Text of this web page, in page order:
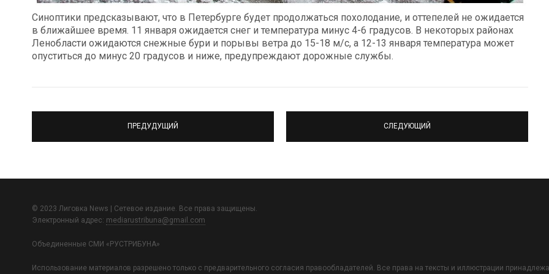
Синоптики предсказывают, что в Петербурге будет продолжаться похолодание, и оттепелей не ожидается
в ближайшее время. 11 января ожидается снег и температура минус 4-6 градусов. В некоторых районах
Ленобласти ожидаются снежные бури и порывы ветра до 15-18 м/с, а 12-13 января температура может
опуститься до минус 20 градусов и ниже, предупреждают дорожные службы.
ПРЕДУДУЩИЙ СЛЕДУЮЩИЙ
© 2023 Лиговка News | Сетевое издание. Все права защищены.
Электронный адрес: mediarustribuna@gmail.com
Объединенные СМИ «РУСТРИБУНА»
Использование материалов разрешено только с предварительного согласия правообладателей. Все права на тексты и иллюстрации